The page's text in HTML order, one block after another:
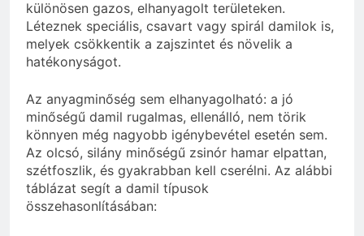
különösen gazos, elhanyagolt területeken.
Léteznek speciális, csavart vagy spirál damilok is,
melyek csökkentik a zajszintet és növelik a
hatékonyságot.
Az anyagminőség sem elhanyagolható: a jó
minőségű damil rugalmas, ellenálló, nem törik
könnyen még nagyobb igénybevétel esetén sem.
Az olcsó, silány minőségű zsinór hamar elpattan,
szétfoszlik, és gyakrabban kell cserélni. Az alábbi
táblázat segít a damil típusok
összehasonlításában: